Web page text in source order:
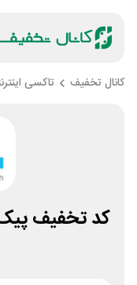
کانال تخفیف تاکسی
کد تخفیف پیک